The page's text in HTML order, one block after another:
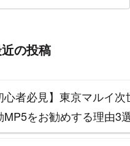
の投稿
心者必見】東京マルイ次
MP5をお勧めする理由3